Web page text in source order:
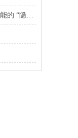
净化板表面处理工艺：洁净室性能的 “隐形防线”